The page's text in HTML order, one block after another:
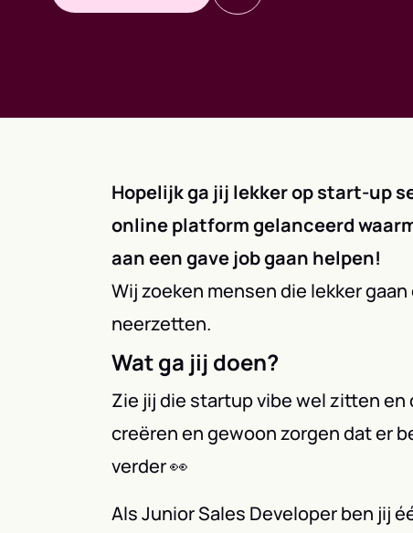
Hopelijk ga jij lekker op start-up
online platform gelanceerd
aan een gave job gaan helpen!
Wij zoeken mensen die lekker
neerzetten.
Wat ga jij doen?
Zie jij die startup vibe wel zitten
creëren en gewoon zorgen dat er
verder 👀
Als Junior Sales Developer ben jij